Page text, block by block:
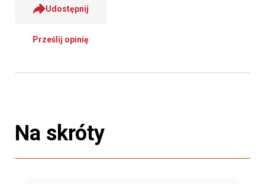
Udostępnij
Prześlij opinię
Na skróty